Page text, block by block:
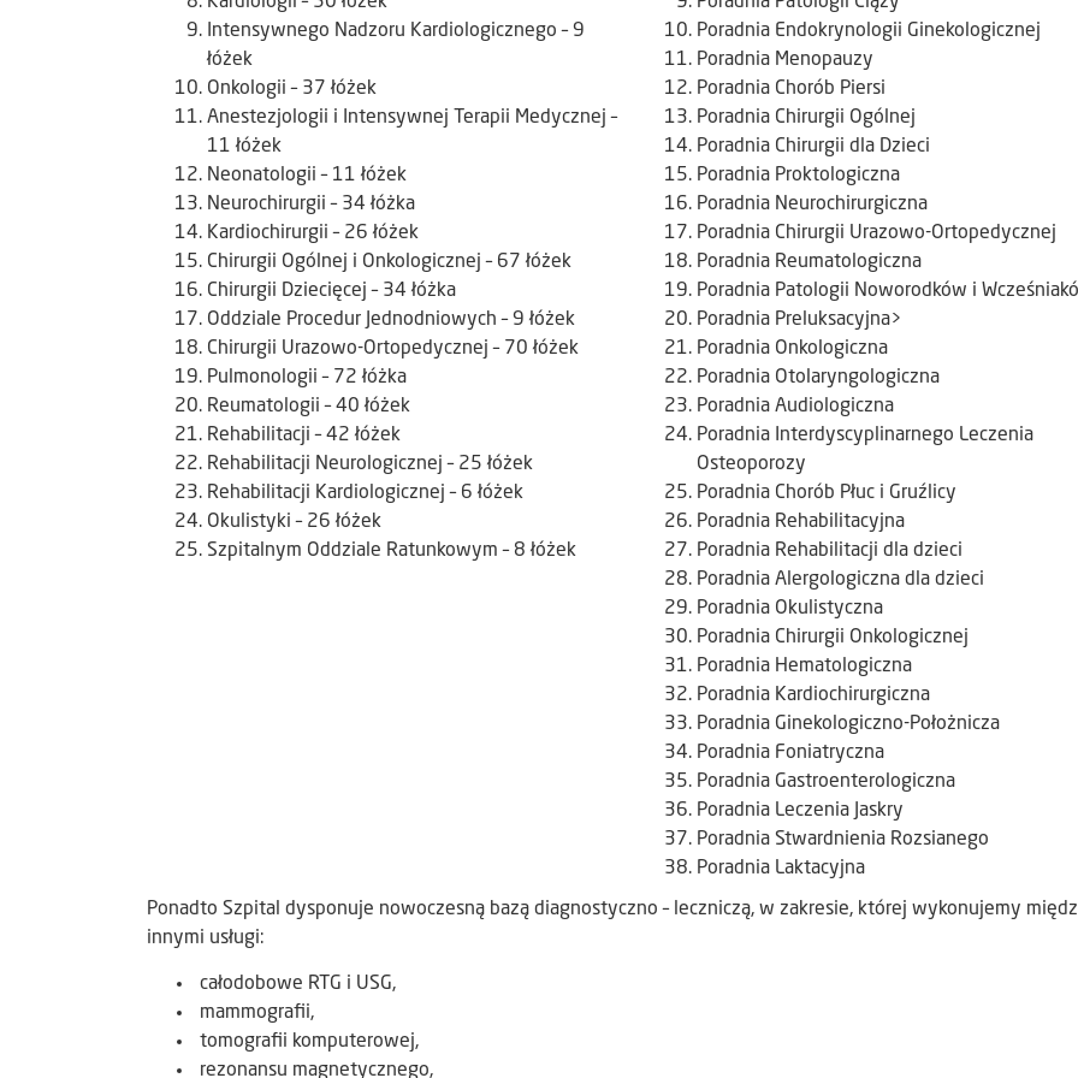
Intensywnego Nadzoru Kardiologicznego – 9
łóżek
Onkologii – 37 łóżek
Anestezjologii i Intensywnej Terapii Medycznej –
11 łóżek
Neonatologii – 11 łóżek
Neurochirurgii – 34 łóżka
Kardiochirurgii – 26 łóżek
Chirurgii Ogólnej i Onkologicznej – 67 łóżek
Chirurgii Dziecięcej – 34 łóżka
Oddziale Procedur Jednodniowych – 9 łóżek
Chirurgii Urazowo-Ortopedycznej – 70 łóżek
Pulmonologii – 72 łóżka
Reumatologii – 40 łóżek
Rehabilitacji – 42 łóżek
Rehabilitacji Neurologicznej – 25 łóżek
Rehabilitacji Kardiologicznej – 6 łóżek
Okulistyki – 26 łóżek
Szpitalnym Oddziale Ratunkowym – 8 łóżek
Poradnia Endokrynologii Ginekologicznej
Poradnia Menopauzy
Poradnia Chorób Piersi
Poradnia Chirurgii Ogólnej
Poradnia Chirurgii dla Dzieci
Poradnia Proktologiczna
Poradnia Neurochirurgiczna
Poradnia Chirurgii Urazowo-Ortopedycznej
Poradnia Reumatologiczna
Poradnia Patologii Noworodków i
Poradnia Preluksacyjna>
Poradnia Onkologiczna
Poradnia Otolaryngologiczna
Poradnia Audiologiczna
Poradnia Interdyscyplinarnego Leczenia
Osteoporozy
Poradnia Chorób Płuc i Gruźlicy
Poradnia Rehabilitacyjna
Poradnia Rehabilitacji dla dzieci
Poradnia Alergologiczna dla dzieci
Poradnia Okulistyczna
Poradnia Chirurgii Onkologicznej
Poradnia Hematologiczna
Poradnia Kardiochirurgiczna
Poradnia Ginekologiczno-Położnicza
Poradnia Foniatryczna
Poradnia Gastroenterologiczna
Poradnia Leczenia Jaskry
Poradnia Stwardnienia Rozsianego
Poradnia Laktacyjna
Ponadto Szpital dysponuje nowoczesną bazą diagnostyczno – leczniczą, w zakresie, której wykonujemy
innymi usługi:
całodobowe RTG i USG,
mammografii,
tomografii komputerowej,
rezonansu magnetycznego,